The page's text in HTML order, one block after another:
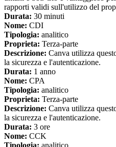
rapporti validi sull'utilizzo del
Durata: 30 minuti
Nome: CDI
Tipologia: analitico
Proprieta: Terza-parte
Descrizione: Canva utilizza
la sicurezza e l'autenticazione.
Durata: 1 anno
Nome: CPA
Tipologia: analitico
Proprieta: Terza-parte
Descrizione: Canva utilizza
la sicurezza e l'autenticazione.
Durata: 3 ore
Nome: CCK
Tipologia: analitico